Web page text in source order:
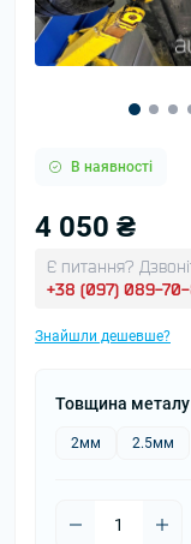
В наявності
4 050 ₴
Є питання?
+38 (097) 089-
Знайшли дешевше?
Товщина металу
2мм 2.5мм